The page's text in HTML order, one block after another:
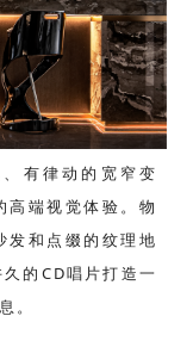
有律动的宽窄变
高端视觉体验。物
发和点缀的纹理地
的CD唱片打造一
。